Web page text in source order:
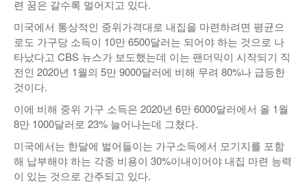
련 꿈은 갈수록 멀어지고 있다.
미국에서 통상적인 중위가격대로 내집을 마련하려면 평균으
로도 가구당 소득이 10만 6500달러는 되어야 하는 것으로 나
타났다고 CBS 뉴스가 보도했는데 이는 팬더믹이 시작되기 직
전인 2020년 1월의 5만 9000달러에 비해 무려 80%나 급등한
것이다.
이에 비해 중위 가구 소득은 2020년 6만 6000달러에서 올 1월
8만 1000달러로 23% 늘어나는데 그쳤다.
미국에서는 한달에 벌어들이는 가구소득에서 모기지를 포함
해 납부해야 하는 각종 비용이 30%이내이어야 내집 마련 능력
이 있는 것으로 간주되고 있다.